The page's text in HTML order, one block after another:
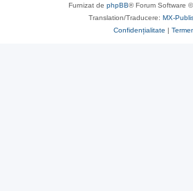
Furnizat de phpBB® Forum Software
Translation/Traducere: MX-
Confidențialitate |